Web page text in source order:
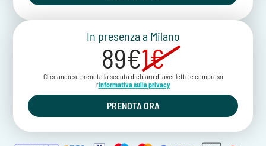
In presenza a Milano
89€1€
Cliccando su prenota la seduta dichiaro di aver letto e compreso
l'informativa sulla privacy
PRENOTA ORA